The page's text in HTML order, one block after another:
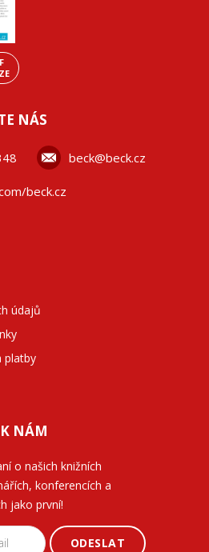
NÁS
beck@beck.cz
beck.cz
údajů
platby
K NÁM
o našich knižních
konferencích a
jako první!
ODESLAT